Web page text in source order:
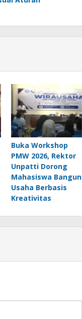
Buka Workshop
PMW 2026, Rektor
Unpatti Dorong
Mahasiswa Bangun
Usaha Berbasis
Kreativitas